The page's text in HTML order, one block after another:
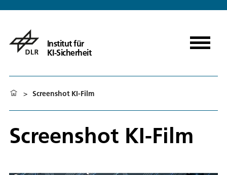
Institut für
KI-Sicherheit
> Screenshot KI-Film
Screenshot KI-Film